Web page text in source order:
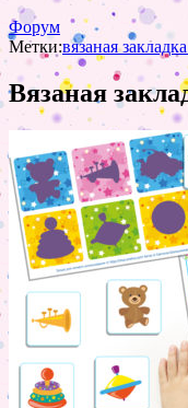
Форум
Метки:вязаная
Вязаная